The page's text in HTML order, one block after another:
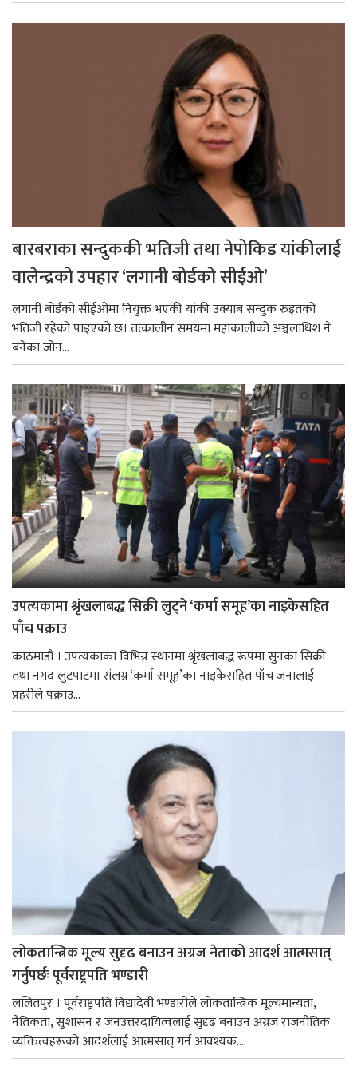
बारबराका सन्दुककी भतिजी तथा नेपोकिड यांकीलाई
वालेन्द्रको उपहार ‘लगानी बोर्डको सीईओ’
लगानी बोर्डको सीईओमा नियुक्त भएकी यांकी उक्याब सन्दुक रुइतको
भतिजी रहेको पाइएको छ। तत्कालीन समयमा महाकालीको अञ्चलाधिश नै
बनेका जोन...
उपत्यकामा श्रृंखलाबद्ध सिक्री लुट्ने ‘कर्मा समूह’का नाइकेसहित
पाँच पक्राउ
काठमाडौं । उपत्यकाका विभिन्न स्थानमा श्रृंखलाबद्ध रूपमा सुनका सिक्री
तथा नगद लुटपाटमा संलग्न ‘कर्मा समूह’का नाइकेसहित पाँच जनालाई
प्रहरीले पक्राउ...
लोकतान्त्रिक मूल्य सुदृढ बनाउन अग्रज नेताको आदर्श आत्मसात्
गर्नुपर्छः पूर्वराष्ट्रपति भण्डारी
ललितपुर । पूर्वराष्ट्रपति विद्यादेवी भण्डारीले लोकतान्त्रिक मूल्यमान्यता,
नैतिकता, सुशासन र जनउत्तरदायित्वलाई सुदृढ बनाउन अग्रज राजनीतिक
व्यक्तित्वहरूको आदर्शलाई आत्मसात् गर्न आवश्यक...